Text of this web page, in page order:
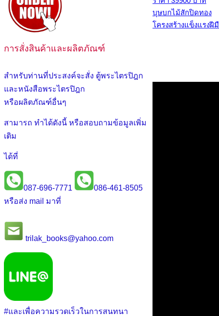
การสั่งสินค้าและผลิตภัณฑ์
สำหรับท่านที่ประสงค์จะสั่ง ตู้พระไตรปิฎก
และหนังสือพระไตรปิฎก
หรือผลิตภัณฑ์อื่นๆ
สามารถ ทำได้ดังนี้ หรือสอบถามข้อมูลเพิ่ม
เติม
ได้ที่
087-696-7771
086-461-8505
หรือส่ง mail มาที่
trilak_books@yahoo.com
#และเพื่อความรวดเร็วในการสนทนา
บุษบกไม้สักปิดทอง
โครงสร้างแข็งแรงฝี